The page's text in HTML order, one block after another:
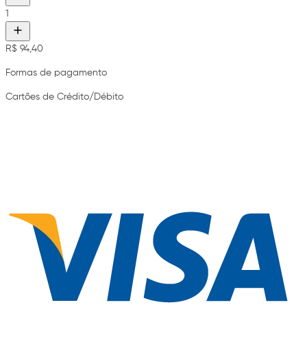
1
R$ 94,40
Formas de pagamento
Cartões de Crédito/Débito